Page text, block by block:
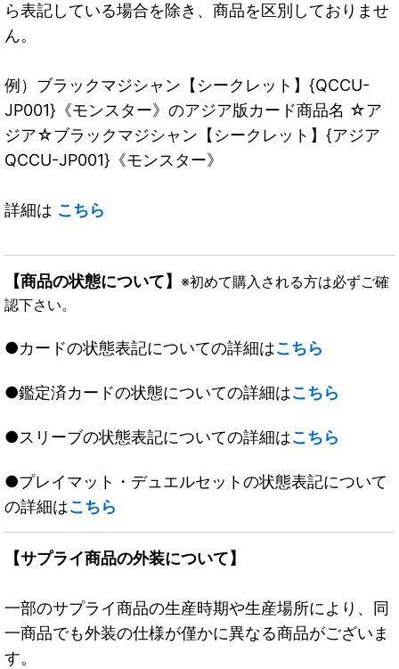
ら表記している場合を除き、商品を区別しておりませ
ん。
例）ブラックマジシャン【シークレット】{QCCU-
JP001}《モンスター》のアジア版カード商品名 ☆ア
ジア☆ブラックマジシャン【シークレット】{アジア
QCCU-JP001}《モンスター》
詳細は こちら
【商品の状態について】 ※初めて購入される方は必ずご確
認下さい。
●カードの状態表記についての詳細はこちら
●鑑定済カードの状態についての詳細はこちら
●スリーブの状態表記についての詳細はこちら
●プレイマット・デュエルセットの状態表記について
の詳細はこちら
【サプライ商品の外装について】
一部のサプライ商品の生産時期や生産場所により、同
一商品でも外装の仕様が僅かに異なる商品がございま
す。